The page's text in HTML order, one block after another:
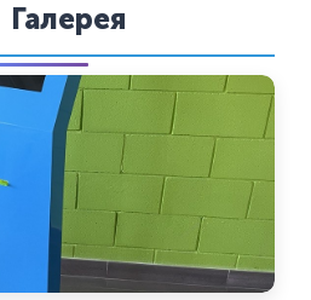
Галерея